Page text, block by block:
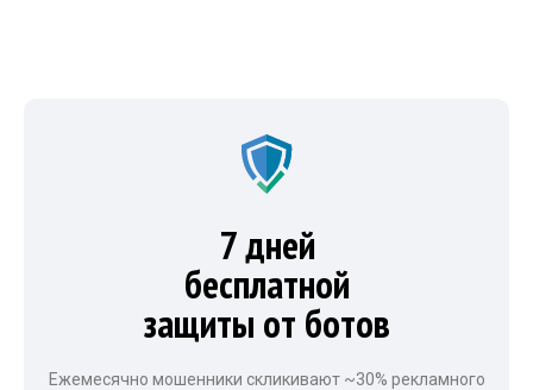
7 дней
бесплатной
защиты от ботов
Ежемесячно мошенники скликивают ~30% рекламного